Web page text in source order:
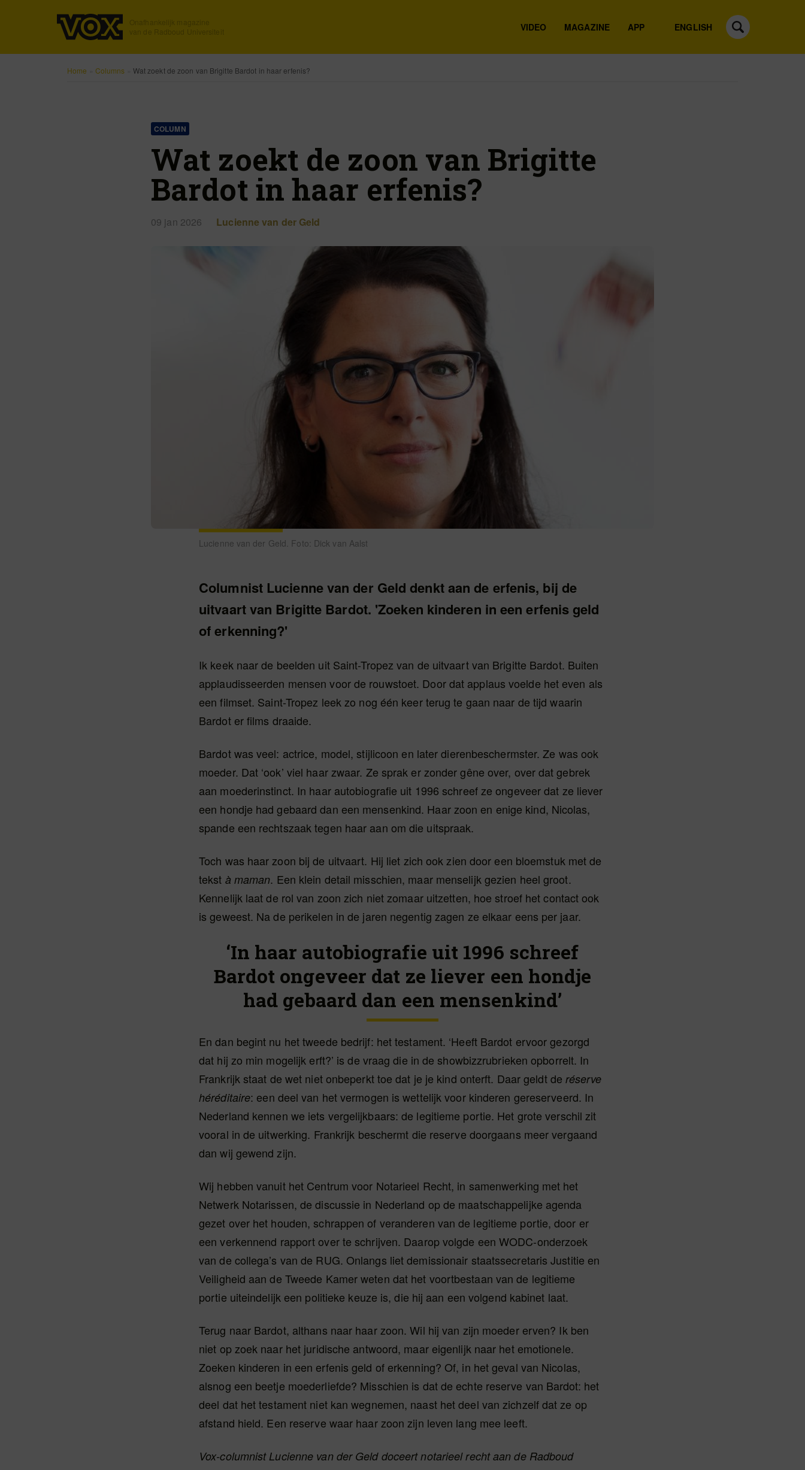
ENGLISH
VIDEO MAGAZINE APP
Home Columns Wat zoekt de zoon van Brigitte Bardot in haar erfenis?
COLUMN
Wat zoekt de zoon van Brigitte
Bardot in haar erfenis?
09 jan 2026 Lucienne van der Geld
Lucienne van der Geld. Foto: Dick van Aalst
Columnist Lucienne van der Geld denkt aan de erfenis, bij de
uitvaart van Brigitte Bardot. 'Zoeken kinderen in een erfenis geld
of erkenning?'
Ik keek naar de beelden uit Saint-Tropez van de uitvaart van Brigitte Bardot. Buiten
applaudisseerden mensen voor de rouwstoet. Door dat applaus voelde het even als
een filmset. Saint-Tropez leek zo nog één keer terug te gaan naar de tijd waarin
Bardot er films draaide.
Bardot was veel: actrice, model, stijlicoon en later dierenbeschermster. Ze was ook
moeder. Dat ‘ook’ viel haar zwaar. Ze sprak er zonder gêne over, over dat gebrek
aan moederinstinct. In haar autobiografie uit 1996 schreef ze ongeveer dat ze liever
een hondje had gebaard dan een mensenkind. Haar zoon en enige kind, Nicolas,
spande een rechtszaak tegen haar aan om die uitspraak.
Toch was haar zoon bij de uitvaart. Hij liet zich ook zien door een bloemstuk met de
tekst à maman. Een klein detail misschien, maar menselijk gezien heel groot.
Kennelijk laat de rol van zoon zich niet zomaar uitzetten, hoe stroef het contact ook
is geweest. Na de perikelen in de jaren negentig zagen ze elkaar eens per jaar.
‘In haar autobiografie uit 1996 schreef
Bardot ongeveer dat ze liever een hondje
had gebaard dan een mensenkind’
En dan begint nu het tweede bedrijf: het testament. ‘Heeft Bardot ervoor gezorgd
dat hij zo min mogelijk erft?’ is de vraag die in de showbizzrubrieken opborrelt. In
Frankrijk staat de wet niet onbeperkt toe dat je je kind onterft. Daar geldt de réserve
héréditaire: een deel van het vermogen is wettelijk voor kinderen gereserveerd. In
Nederland kennen we iets vergelijkbaars: de legitieme portie. Het grote verschil zit
vooral in de uitwerking. Frankrijk beschermt die reserve doorgaans meer vergaand
dan wij gewend zijn.
Wij hebben vanuit het Centrum voor Notarieel Recht, in samenwerking met het
Netwerk Notarissen, de discussie in Nederland op de maatschappelijke agenda
gezet over het houden, schrappen of veranderen van de legitieme portie, door er
een verkennend rapport over te schrijven. Daarop volgde een WODC-onderzoek
van de collega’s van de RUG. Onlangs liet demissionair staatssecretaris Justitie en
Veiligheid aan de Tweede Kamer weten dat het voortbestaan van de legitieme
portie uiteindelijk een politieke keuze is, die hij aan een volgend kabinet laat.
Terug naar Bardot, althans naar haar zoon. Wil hij van zijn moeder erven? Ik ben
niet op zoek naar het juridische antwoord, maar eigenlijk naar het emotionele.
Zoeken kinderen in een erfenis geld of erkenning? Of, in het geval van Nicolas,
alsnog een beetje moederliefde? Misschien is dat de echte reserve van Bardot: het
deel dat het testament niet kan wegnemen, naast het deel van zichzelf dat ze op
afstand hield. Een reserve waar haar zoon zijn leven lang mee leeft.
Vox-columnist Lucienne van der Geld doceert notarieel recht aan de Radboud